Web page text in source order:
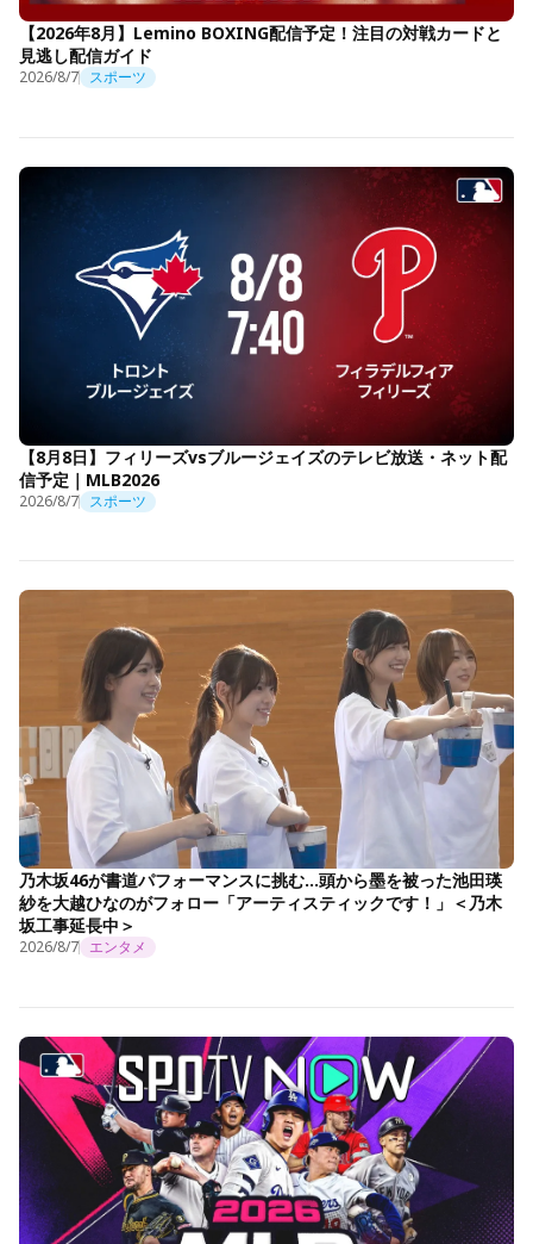
【2026年8月】Lemino BOXING配信予定！注目の対戦カードと
見逃し配信ガイド
2026/8/7 スポーツ
【8月8日】フィリーズvsブルージェイズのテレビ放送・ネット配
信予定｜MLB2026
2026/8/7 スポーツ
乃木坂46が書道パフォーマンスに挑む…頭から墨を被った池田瑛
紗を大越ひなのがフォロー「アーティスティックです！」＜乃木
坂工事延長中＞
2026/8/7 エンタメ